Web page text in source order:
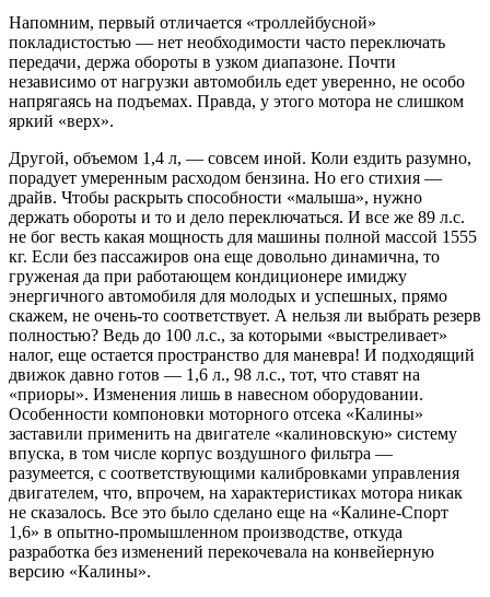
Напомним, первый отличается «троллейбусной»
покладистостью — нет необходимости часто переключать
передачи, держа обороты в узком диапазоне. Почти
независимо от нагрузки автомобиль едет уверенно, не особо
напрягаясь на подъемах. Правда, у этого мотора не слишком
яркий «верх».
Другой, объемом 1,4 л, — совсем иной. Коли ездить разумно,
порадует умеренным расходом бензина. Но его стихия —
драйв. Чтобы раскрыть способности «малыша», нужно
держать обороты и то и дело переключаться. И все же 89 л.с.
не бог весть какая мощность для машины полной массой 1555
кг. Если без пассажиров она еще довольно динамична, то
груженая да при работающем кондиционере имиджу
энергичного автомобиля для молодых и успешных, прямо
скажем, не очень-то соответствует. А нельзя ли выбрать резерв
полностью? Ведь до 100 л.с., за которыми «выстреливает»
налог, еще остается пространство для маневра! И подходящий
движок давно готов — 1,6 л., 98 л.с., тот, что ставят на
«приоры». Изменения лишь в навесном оборудовании.
Особенности компоновки моторного отсека «Калины»
заставили применить на двигателе «калиновскую» систему
впуска, в том числе корпус воздушного фильтра —
разумеется, с соответствующими калибровками управления
двигателем, что, впрочем, на характеристиках мотора никак
не сказалось. Все это было сделано еще на «Калине-Спорт
1,6» в опытно-промышленном производстве, откуда
разработка без изменений перекочевала на конвейерную
версию «Калины».